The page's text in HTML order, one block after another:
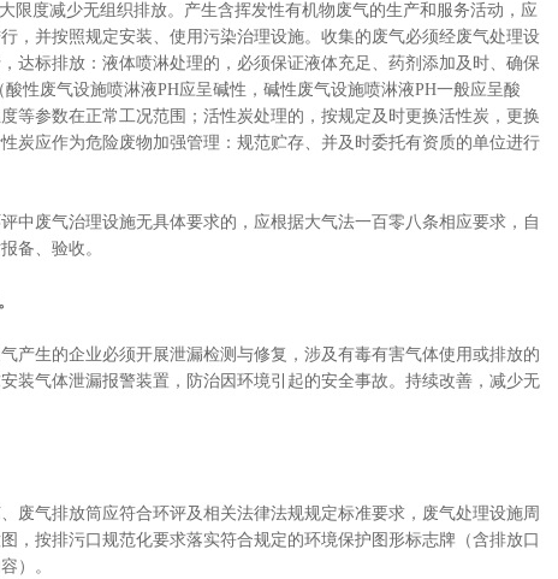
限度减少无组织排放。产生含挥发性有机物废气的生产和服务活动，应
，并按照规定安装、使用污染治理设施。收集的废气必须经废气处理设
达标排放：液体喷淋处理的，必须保证液体充足、药剂添加及时、确保
性废气设施喷淋液PH应呈碱性，碱性废气设施喷淋液PH一般应呈酸
等参数在正常工况范围；活性炭处理的，按规定及时更换活性炭，更换
炭应作为危险废物加强管理：规范贮存、并及时委托有资质的单位进行
废气治理设施无具体要求的，应根据大气法一百零八条相应要求，自
备、验收。
生的企业必须开展泄漏检测与修复，涉及有毒有害气体使用或排放的
装气体泄漏报警装置，防治因环境引起的安全事故。持续改善，减少无
气排放筒应符合环评及相关法律法规规定标准要求，废气处理设施周
，按排污口规范化要求落实符合规定的环境保护图形标志牌（含排放口
）。